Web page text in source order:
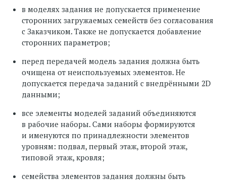
в моделях задания не допускается применение
сторонних загружаемых семейств без согласования
с Заказчиком. Также не допускается добавление
сторонних параметров;
перед передачей модель задания должна быть
очищена от неиспользуемых элементов. Не
допускается передача заданий с внедрёнными 2D
данными;
все элементы моделей заданий объединяются
в рабочие наборы. Сами наборы формируются
и именуются по принадлежности элементов
уровням: подвал, первый этаж, второй этаж,
типовой этаж, кровля;
семейства элементов задания должны быть